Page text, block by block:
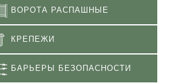
ВОРОТА РАСПАШНЫЕ
КРЕПЕЖИ
БАРЬЕРЫ БЕЗОПАСНОСТИ